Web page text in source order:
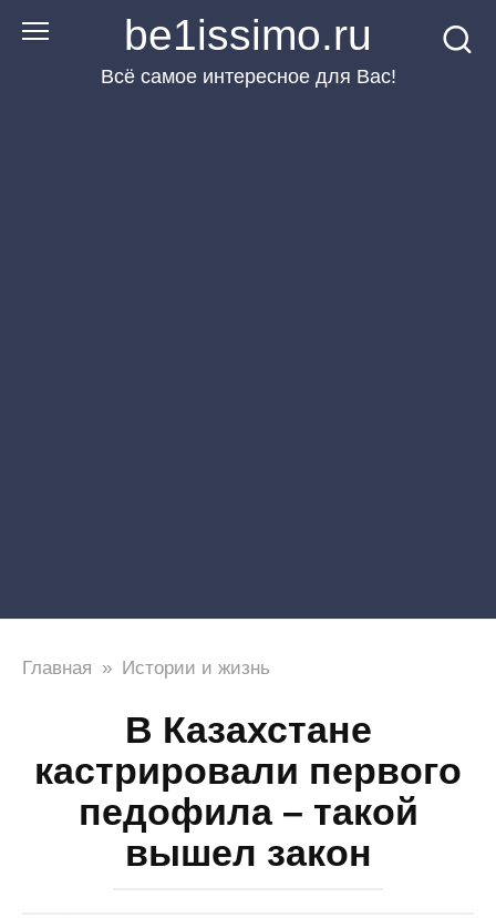
Перейти
be1issimo.ru
Всё самое интересное для Вас!
Главная » Истории и жизнь
В Казахстане
кастрировали первого
педофила – такой
вышел закон